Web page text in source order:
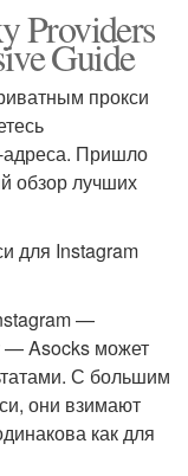
Providers
Guide
прокси
адреса. Пришло
обзор лучших
для Instagram
—
— Asocks может
С большим
они взимают
как для